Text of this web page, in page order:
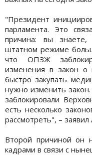
"Президент
парламента. Это
причина: вы
штатном режиме
что ОПЗЖ
изменения в закон о
быстро закупать
нужно изменить
заблокировали
есть несколько
рассмотреть", – заявил
Второй причиной он
кадрами в связи с